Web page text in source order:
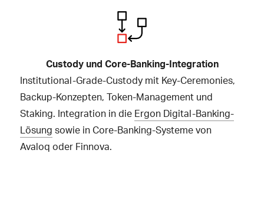
Custody und Core-Banking-Integration
Institutional-Grade-Custody mit Key-Ceremonies,
Backup-Konzepten, Token-Management und
Staking. Integration in die Ergon Digital-Banking-
Lösung sowie in Core-Banking-Systeme von
Avaloq oder Finnova.